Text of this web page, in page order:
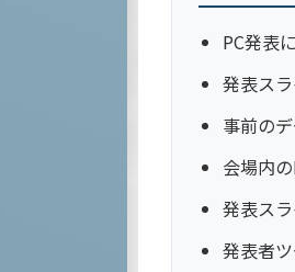
PC発表
発表ス
事前の
会場内
発表ス
発表者